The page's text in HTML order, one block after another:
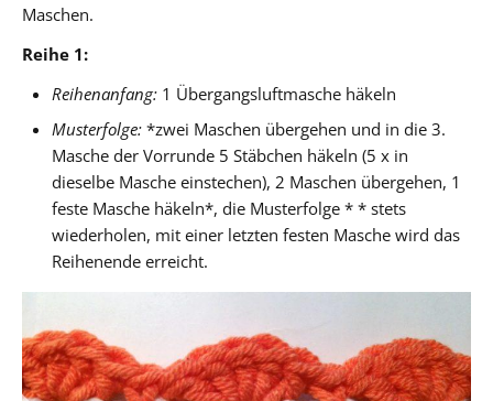
Maschen.
Reihe 1:
Reihenanfang: 1 Übergangsluftmasche häkeln
Musterfolge: *zwei Maschen übergehen und in die 3.
Masche der Vorrunde 5 Stäbchen häkeln (5 x in
dieselbe Masche einstechen), 2 Maschen übergehen, 1
feste Masche häkeln*, die Musterfolge * * stets
wiederholen, mit einer letzten festen Masche wird das
Reihenende erreicht.